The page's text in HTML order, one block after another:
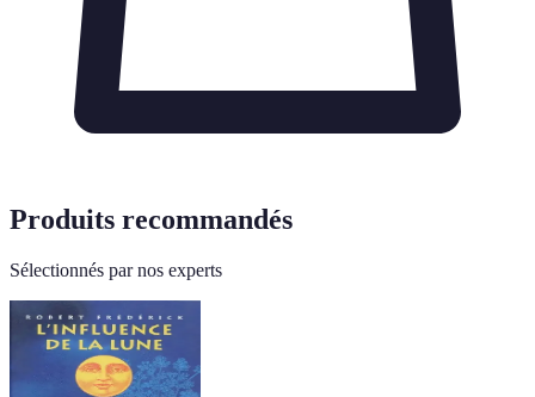
Produits recommandés
Sélectionnés par nos experts